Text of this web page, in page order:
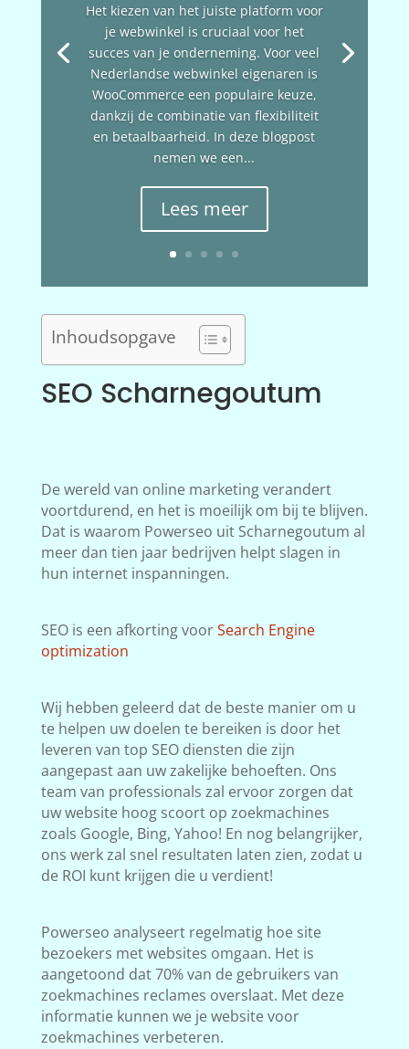
Het kiezen van het juiste platform voor
je webwinkel is cruciaal voor het
succes van je onderneming. Voor veel
Nederlandse webwinkel eigenaren is
WooCommerce een populaire keuze,
dankzij de combinatie van flexibiliteit
en betaalbaarheid. In deze blogpost
nemen we een...
Lees meer
Inhoudsopgave
SEO Scharnegoutum
De wereld van online marketing verandert
voortdurend, en het is moeilijk om bij te blijven.
Dat is waarom Powerseo uit Scharnegoutum al
meer dan tien jaar bedrijven helpt slagen in
hun internet inspanningen.
SEO is een afkorting voorSearch Engine
optimization
Wij hebben geleerd dat de beste manier om u
te helpen uw doelen te bereiken is door het
leveren van top SEO diensten die zijn
aangepast aan uw zakelijke behoeften. Ons
team van professionals zal ervoor zorgen dat
uw website hoog scoort op zoekmachines
zoals Google, Bing, Yahoo! En nog belangrijker,
ons werk zal snel resultaten laten zien, zodat u
de ROI kunt krijgen die u verdient!
Powerseo analyseert regelmatig hoe site
bezoekers met websites omgaan. Het is
aangetoond dat 70% van de gebruikers van
zoekmachines reclames overslaat. Met deze
informatie kunnen we je website voor
zoekmachines verbeteren.